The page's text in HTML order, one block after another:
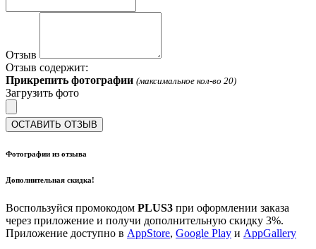
Отзыв
Отзыв содержит:
Прикрепить фотографии (максимальное кол-во 20)
Загрузить фото
ОСТАВИТЬ ОТЗЫВ
Фотографии из отзыва
Дополнительная скидка!
Воспользуйся промокодом PLUS3 при оформлении заказа
через приложение и получи дополнительную скидку 3%.
Приложение доступно в AppStore, Google Play и AppGallery